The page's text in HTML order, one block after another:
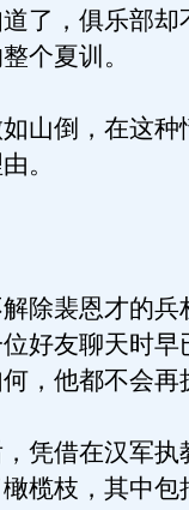
了，俱乐部却
个夏训。
倒，在这种
。
裴恩才的兵
好友聊天时早
，他都不会再
借在汉军执
榄枝，其中包